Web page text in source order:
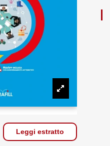
Leggi estratto